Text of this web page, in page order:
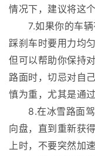
情况下，建议将这
7.如果你的车辆
踩刹车时要用力均
但可以帮助你保持
路面时，切忌对自
慎为重，尤其是通
8.在冰雪路面驾
向盘，直到重新获
上时，不要突然加